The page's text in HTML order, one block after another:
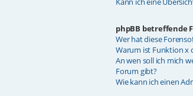
phpBB betreffende
Wer hat diese
Warum ist Funktion x
An wen soll ich mich
Forum gibt?
Wie kann ich einen